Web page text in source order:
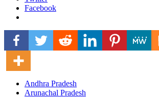
Facebook
Andhra Pradesh
Arunachal Pradesh